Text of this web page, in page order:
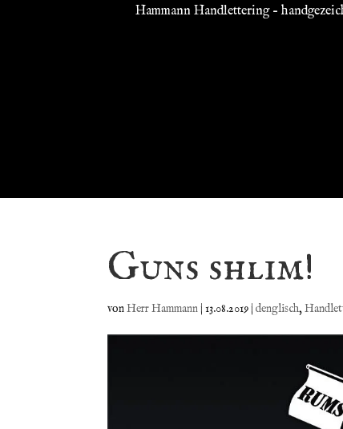
Hammann Handlettering –
Guns shlim!
vonHerr Hammann|13.08.2019|denglisch,